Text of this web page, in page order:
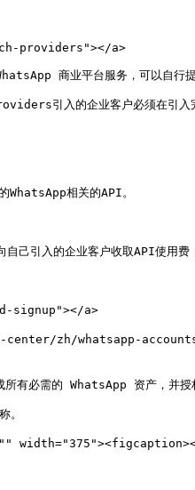
providers"></a>
商业平台服务，可以自行提
引入的企业客户必须在引入
WhatsApp相关的API。
己引入的企业客户收取API使用费
signup"></a>
center/zh/whatsapp-
有必需的 WhatsApp 资产，并授
。